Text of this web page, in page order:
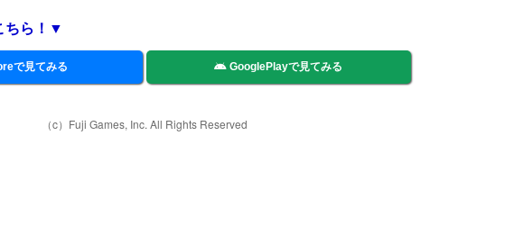
ちら！▼
で見てみる GooglePlayで見てみる
（c）Fuji Games, Inc. All Rights Reserved